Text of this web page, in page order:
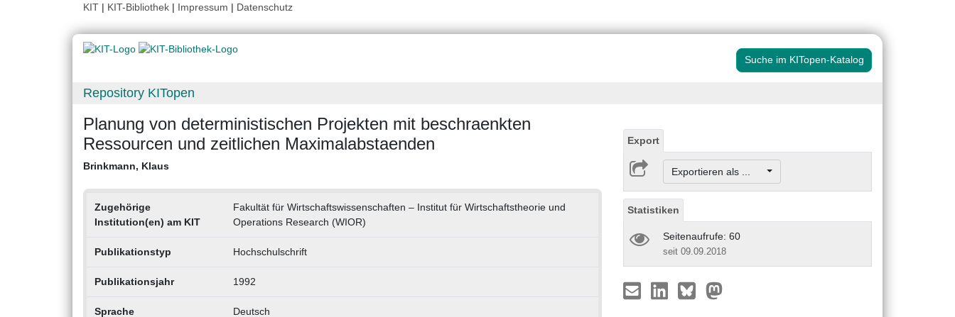
KIT | KIT-Bibliothek | Impressum | Datenschutz
Suche im KITopen-Katalog
Repository KITopen
Planung von deterministischen Projekten mit beschraenkten
Ressourcen und zeitlichen Maximalabstaenden
Brinkmann, Klaus
Zugehörige
Institution(en) am KIT
Fakultät für Wirtschaftswissenschaften – Institut für Wirtschaftstheorie und
Operations Research (WIOR)
Publikationstyp Hochschulschrift
Publikationsjahr 1992
Sprache Deutsch
Export
Exportieren als ...
Statistiken
Seitenaufrufe: 60
seit 09.09.2018